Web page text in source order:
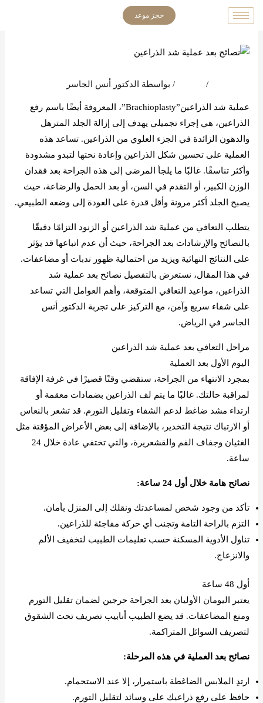
تخطي
إلى
حجز موعد
/ / بواسطة الدكتور أنس الجاسر
عملية شد الذراعين”Brachioplasty”، المعروفة أيضًا باسم رفع
الذراعين، هي إجراء تجميلي يهدف إلى إزالة الجلد المترهل
والدهون الزائدة في الجزء العلوي من الذراعين. تساعد هذه
العملية على تحسين شكل الذراعين وإعادة نحتها لتبدو مشدودة
وأكثر تناسقًا. غالبًا ما يلجأ المرضى إلى هذه الجراحة بعد فقدان
الوزن الكبير، أو التقدم في السن، أو بعد الحمل والرضاعة، حيث
يصبح الجلد أكثر مرونة وأقل قدرة على العودة إلى وضعه الطبيعي.
يتطلب التعافي من عملية شد الذراعين أو الزنود التزامًا دقيقًا
بالنصائح والإرشادات بعد الجراحة، حيث أن عدم اتباعها قد يؤثر
على النتائج النهائية ويزيد من احتمالية ظهور ندبات أو مضاعفات.
في هذا المقال، نستعرض بالتفصيل نصائح بعد عملية شد
الذراعين، مواعيد التعافي المتوقعة، وأهم العوامل التي تساعد
على شفاء سريع وآمن، مع التركيز على تجربة الدكتور أنس
الجاسر في الرياض.
مراحل التعافي بعد عملية شد الذراعين
اليوم الأول بعد العملية
بمجرد الانتهاء من الجراحة، ستقضي وقتًا قصيرًا في غرفة الإفاقة
لمراقبة حالتك. غالبًا ما يتم لف الذراعين بضمادات معقمة أو
ارتداء مشد ضاغط لدعم الشفاء وتقليل التورم. قد تشعر بالنعاس
أو الارتباك نتيجة التخدير، بالإضافة إلى بعض الأعراض المؤقتة مثل
الغثيان وجفاف الفم والقشعريرة، والتي تختفي عادة خلال 24
ساعة.
نصائح هامة خلال أول 24 ساعة:
تأكد من وجود شخص لمساعدتك ونقلك إلى المنزل بأمان.
التزم بالراحة التامة وتجنب أي حركة مفاجئة للذراعين.
تناول الأدوية المسكنة حسب تعليمات الطبيب لتخفيف الألم
والانزعاج.
أول 48 ساعة
يعتبر اليومان الأوليان بعد الجراحة حرجين لضمان تقليل التورم
ومنع المضاعفات. قد يضع الطبيب أنابيب تصريف تحت الشقوق
لتصريف السوائل المتراكمة.
نصائح بعد العملية في هذه المرحلة:
ارتدِ الملابس الضاغطة باستمرار، إلا عند الاستحمام.
حافظ على رفع ذراعيك على وسائد لتقليل التورم.